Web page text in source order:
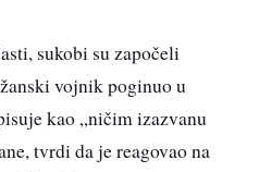
sukobi su započeli
vojnik poginuo u
kao „ničim izazvanu
tvrdi da je reagovao na